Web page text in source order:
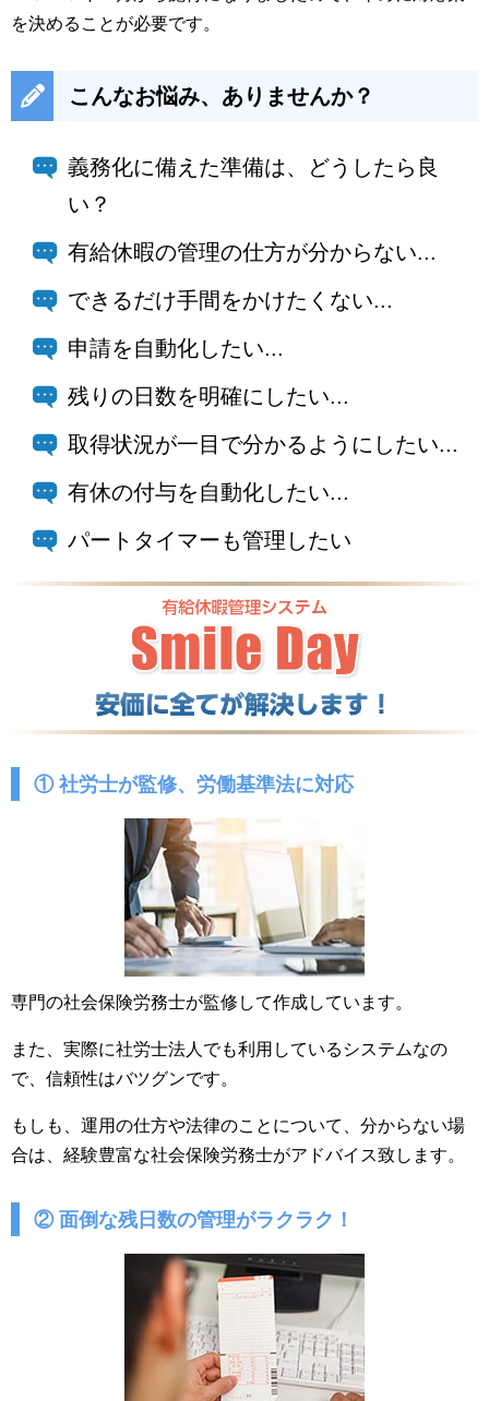
を決めることが必要です。
こんなお悩み、ありませんか？
義務化に備えた準備は、どうしたら良
い？
有給休暇の管理の仕方が分からない...
できるだけ手間をかけたくない...
申請を自動化したい...
残りの日数を明確にしたい...
取得状況が一目で分かるようにしたい...
有休の付与を自動化したい...
パートタイマーも管理したい
① 社労士が監修、労働基準法に対応
専門の社会保険労務士が監修して作成しています。
また、実際に社労士法人でも利用しているシステムなの
で、信頼性はバツグンです。
もしも、運用の仕方や法律のことについて、分からない場
合は、経験豊富な社会保険労務士がアドバイス致します。
② 面倒な残日数の管理がラクラク！